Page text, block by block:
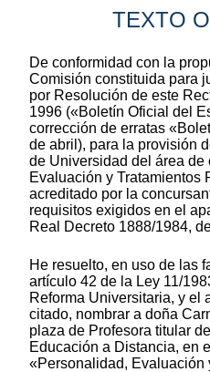
TEXTO
De conformidad con la
Comisión constituida para
por Resolución de este
1996 («Boletín Oficial del
corrección de erratas
de abril), para la provisión
de Universidad del área
Evaluación y Tratamientos
acreditado por la
requisitos exigidos en el
Real Decreto 1888/1984,
He resuelto, en uso de las
artículo 42 de la Ley 11/
Reforma Universitaria, y el
citado, nombrar a doña
plaza de Profesora titular
Educación a Distancia, en
«Personalidad, Evaluación